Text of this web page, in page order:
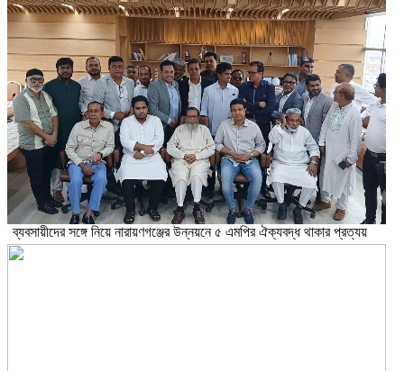
ব্যবসায়ীদের সঙ্গে নিয়ে নারায়ণগঞ্জের উন্নয়নে ৫ এমপির ঐক্যবদ্ধ থাকার প্রত্যয়